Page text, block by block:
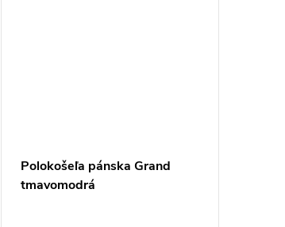
Polokošeľa pánska Grand
tmavomodrá